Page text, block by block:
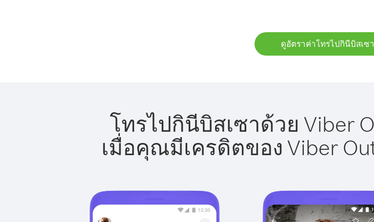
ดูอัตราค่าโทรไปกินีบิสเซา
โทรไปกินีบิสเซาด้วย Viber
เมื่อคุณมีเครดิตของ Viber